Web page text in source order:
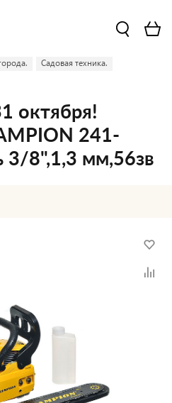
Садовая техника.
октября!
241-
3/8",1,3 мм,56зв